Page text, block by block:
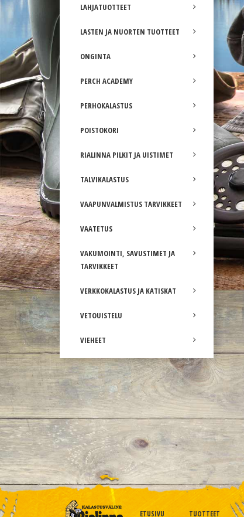
LAHJATUOTTEET
LASTEN JA NUORTEN TUOTTEET
ONGINTA
PERCH ACADEMY
PERHOKALASTUS
POISTOKORI
RIALINNA PILKIT JA UISTIMET
TALVIKALASTUS
VAAPUNVALMISTUS TARVIKKEET
VAATETUS
VAKUMOINTI, SAVUSTIMET JA
TARVIKKEET
VERKKOKALASTUS JA KATISKAT
VETOUISTELU
VIEHEET
ETUSIVU TUOTTEET